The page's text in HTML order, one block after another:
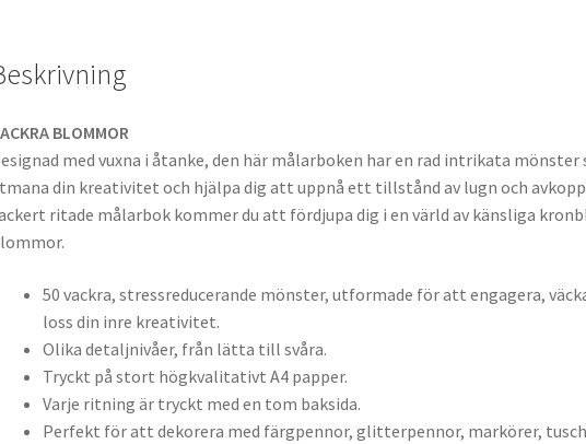
BLOMMOR
med vuxna i åtanke, den här målarboken har en rad intrikata
din kreativitet och hjälpa dig att uppnå ett tillstånd av lugn och
ritade målarbok kommer du att fördjupa dig i en värld av känsliga
50 vackra, stressreducerande mönster, utformade för att engagera,
loss din inre kreativitet.
Olika detaljnivåer, från lätta till svåra.
Tryckt på stort högkvalitativt A4 papper.
Varje ritning är tryckt med en tom baksida.
Perfekt för att dekorera med färgpennor, glitterpennor, markörer,